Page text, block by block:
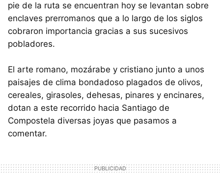
pie de la ruta se encuentran hoy se levantan sobre
enclaves prerromanos que a lo largo de los siglos
cobraron importancia gracias a sus sucesivos
pobladores.
El arte romano, mozárabe y cristiano junto a unos
paisajes de clima bondadoso plagados de olivos,
cereales, girasoles, dehesas, pinares y encinares,
dotan a este recorrido hacia Santiago de
Compostela diversas joyas que pasamos a
comentar.